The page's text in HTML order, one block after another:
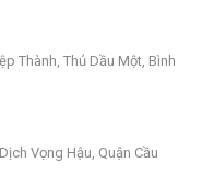
Thành, Thủ Dầu Một, Bình
Vọng Hậu, Quận Cầu